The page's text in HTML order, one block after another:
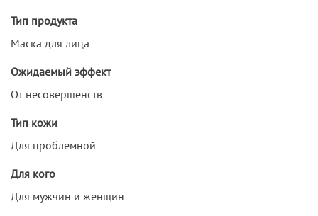
Тип продукта
Маска для лица
Ожидаемый эффект
От несовершенств
Тип кожи
Для проблемной
Для кого
Для мужчин и женщин